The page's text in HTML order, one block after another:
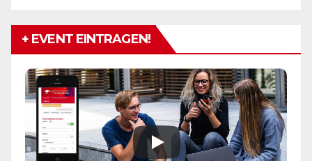
+ EVENT EINTRAGEN!